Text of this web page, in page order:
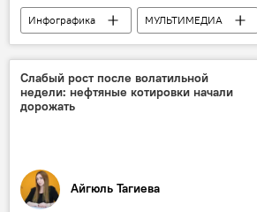
Инфографика
МУЛЬТИМЕДИА
Азербайджан
ЕАЭС
Россия
Импорт
Детское питание
Слабый рост после волатильной
недели: нефтяные котировки начали
дорожать
Айгюль Тагиева